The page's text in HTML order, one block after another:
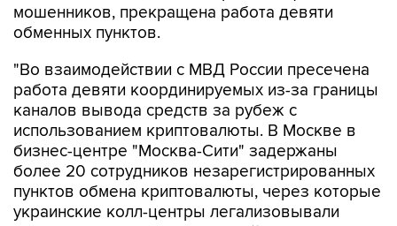
мошенников, прекращена работа девяти
обменных пунктов.
"Во взаимодействии с МВД России пресечена
работа девяти координируемых из-за границы
каналов вывода средств за рубеж с
использованием криптовалюты. В Москве в
бизнес-центре "Москва-Сити" задержаны
более 20 сотрудников незарегистрированных
пунктов обмена криптовалюты, через которые
украинские колл-центры легализовывали